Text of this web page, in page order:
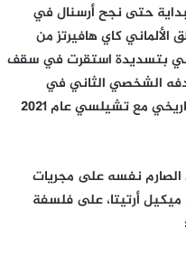
حتى نجح أرسنال في
الألماني كاي هافيرتز من
بتسديدة استقرت في سقف
الشخصي الثاني في
نهائيات دوري الأبطال (بعد هدفه التاريخي مع تشيلسي عام 2021
نفسه على مجريات
ميكيل أرتيتا، على فلسفة